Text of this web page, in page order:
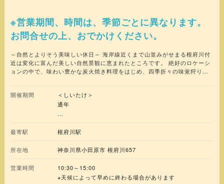
※営業期間、時間は、季節ごとに異なります。
お問合せの上、おでかけください。
～自然とよりそう美味しい休日～ 海岸線近くまで山並みがせまる根府川付
近は変化に富んだ美しい自然景観に恵まれたところです。 絶好のロケーシ
ョンの中で、味わい豊かな炭火焼き料理をはじめ、四季折々の味覚狩りな
いただくか、公式サイト等で最新情報をご確認ください。
開催期間
＜しいたけ＞
通年
10月中旬～12月下旬ころまで
最寄駅 根府川駅
所在地 神奈川県小田原市 根府川657
営業時間
10:30～15:00
※天候によって早めに終わる場合があります